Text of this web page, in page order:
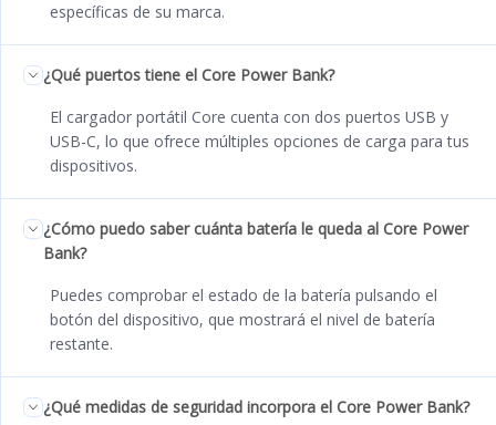
específicas de su marca.
¿Qué puertos tiene el Core Power Bank?
El cargador portátil Core cuenta con dos puertos USB y
USB-C, lo que ofrece múltiples opciones de carga para tus
dispositivos.
¿Cómo puedo saber cuánta batería le queda al Core Power
Bank?
Puedes comprobar el estado de la batería pulsando el
botón del dispositivo, que mostrará el nivel de batería
restante.
¿Qué medidas de seguridad incorpora el Core Power Bank?